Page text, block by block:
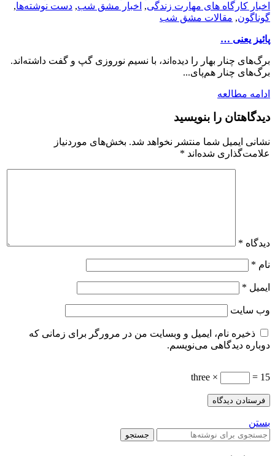
اخبار کارگاه های مهارت زندگی, اخبار مشق شب, دست نوشته‌ها,
گوناگون, مقالات مشق شب
پائیز یعنی …
برگ‌های چنار بهار را دیده‌اند، با نسیم نوروزی گپ و گفت داشته‌اند.
برگ‌های چنار هم‌پای...
ادامه مطالعه
دیدگاهتان را بنویسید
نشانی ایمیل شما منتشر نخواهد شد. بخش‌های موردنیاز
علامت‌گذاری شده‌اند *
دیدگاه *
نام *
ایمیل *
وب‌ سایت
ذخیره نام، ایمیل و وبسایت من در مرورگر برای زمانی که
دوباره دیدگاهی می‌نویسم.
three × = 15
بستن
جستجو